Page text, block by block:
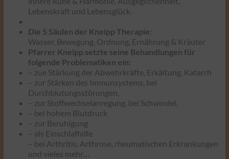
Lebenskraft und Lebensglück.
Die 5 Säulen der Kneipp Therapie:
Wasser, Bewegung, Ordnung, Ernährung & Kräuter
Pfarrer Kneipp setzte seine Behandlungen für
folgende Problematiken ein:
– zue Stärkung der Abwehrkräfte, Erkältung, Katarrh
– zur Stärken des Immunsystems, bei
Durchblutungsstörungen,
– zur Stoffwechselanregung, bei Schwindel,
– bei hohem Blutdruck
– zur Beruhigung
– als Einschlafhilfe
– bei Arthritis, Arthrose, rheumatischen Erkrankungen
und vieles mehr…